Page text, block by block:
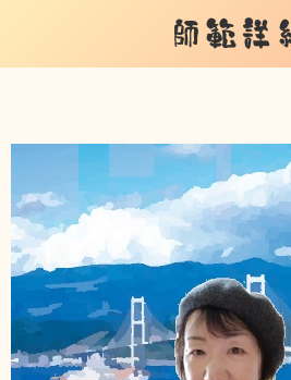
師範詳